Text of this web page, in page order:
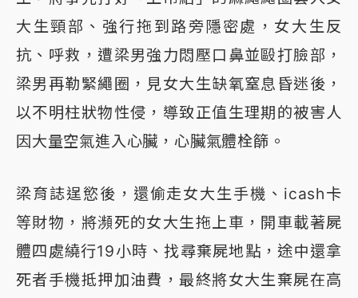
大生頸部、強行拖到路旁隱密處，女大生反
抗、呼救，遭梁男強力悶壓口鼻並毆打臉部，
梁男再勒緊繩圈，見女大生缺氧窒息昏迷後，
以不明柱狀物性侵，導致正值生理期的被害人
因大量空氣進入心臟，心臟氣體栓篩。
梁育誌逞慾後，還偷走女大生手機、icash卡
等財物，將瀕死的女大生拖上車，開車載著屍
體四處繞行19小時、找尋棄屍地點，途中還拿
死者手機抵押加油費，最終將女大生棄屍在高